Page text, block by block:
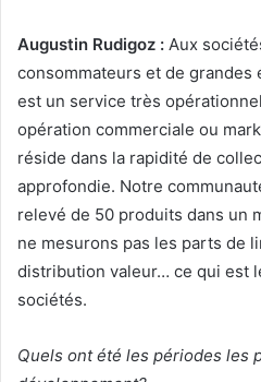
Augustin Rudigoz : Aux
consommateurs et de grandes
est un service très
opération commerciale ou
réside dans la rapidité de
approfondie. Notre
relevé de 50 produits dans un
ne mesurons pas les parts de
distribution valeur… ce qui est
sociétés.
Quels ont été les périodes les